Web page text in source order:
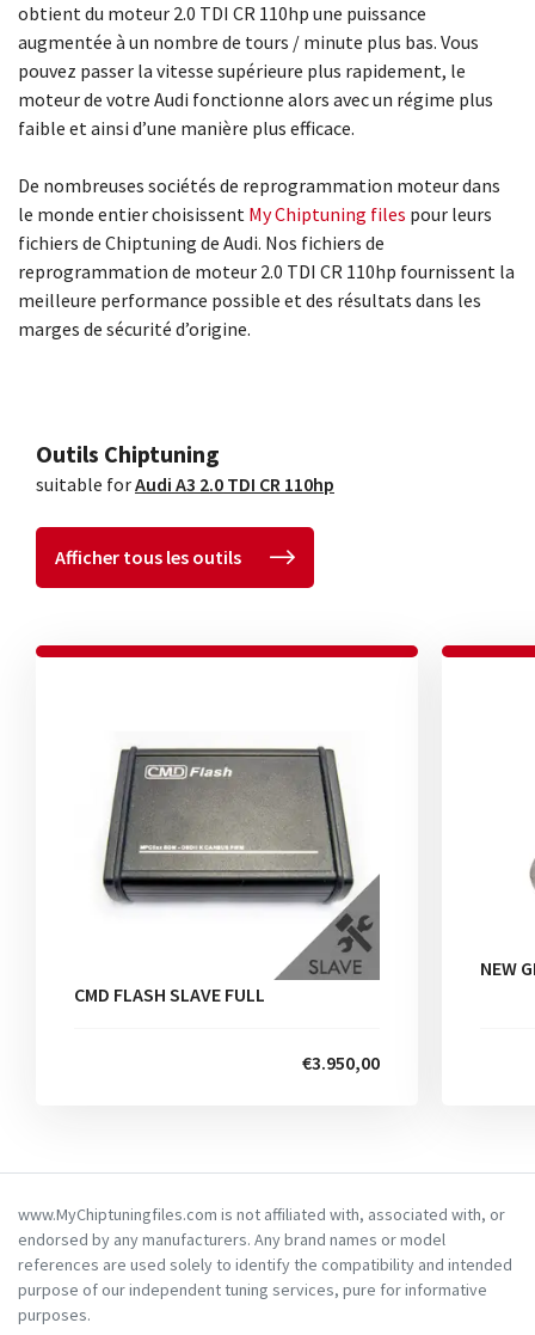
obtient du moteur 2.0 TDI CR 110hp une puissance
augmentée à un nombre de tours / minute plus bas. Vous
pouvez passer la vitesse supérieure plus rapidement, le
moteur de votre Audi fonctionne alors avec un régime plus
faible et ainsi d’une manière plus efficace.
De nombreuses sociétés de reprogrammation moteur dans
le monde entier choisissent My Chiptuning files pour leurs
fichiers de Chiptuning de Audi. Nos fichiers de
reprogrammation de moteur 2.0 TDI CR 110hp fournissent la
meilleure performance possible et des résultats dans les
marges de sécurité d’origine.
Outils Chiptuning
suitable forAudi A3 2.0 TDI CR 110hp
Afficher tous les outils
CMD FLASH SLAVE FULL
€3.950,00
NEW
www.MyChiptuningfiles.com is not affiliated with, associated with, or
endorsed by any manufacturers. Any brand names or model
references are used solely to identify the compatibility and intended
purpose of our independent tuning services, pure for informative
purposes.